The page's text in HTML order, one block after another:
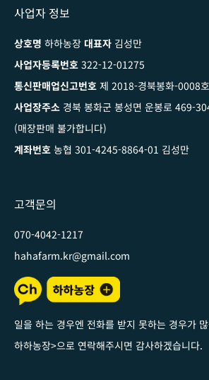
사업자 정보
상호명 하하농장 대표자 김성만
사업자등록번호 322-12-01275
통신판매업신고번호 제 2018-경북봉화-0008호
사업장주소 경북 봉화군 봉성면 운봉로 469-
(매장판매 불가합니다)
계좌번호 농협 301-4245-8864-01 김성만
고객문의
070-4042-1217
hahafarm.kr@gmail.com
일을 하는 경우엔 전화를 받지 못하는 경우가
하하농장>으로 연락해주시면 감사하겠습니다.